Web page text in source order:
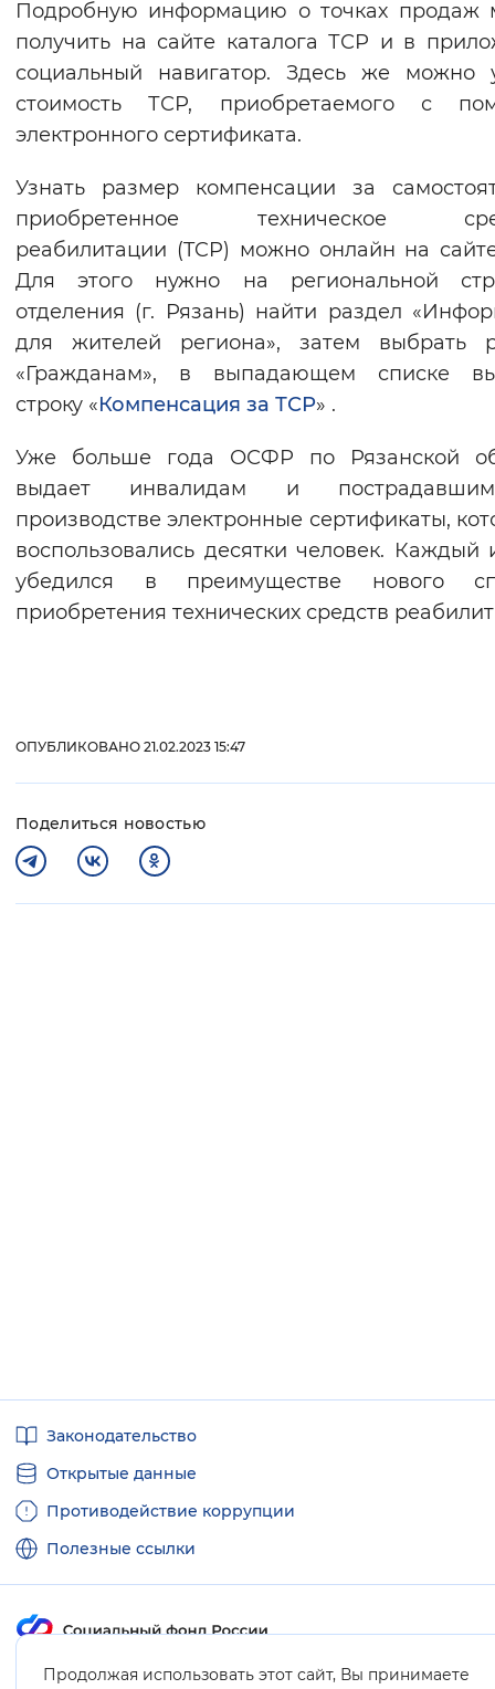
Подробную информацию о точках продаж
получить на сайте каталога ТСР и в
социальный навигатор. Здесь же можно
стоимость ТСР, приобретаемого с
электронного сертификата.
Узнать размер компенсации за
приобретенное техническое
реабилитации (TCP) можно онлайн на
Для этого нужно на региональной
отделения (г. Рязань) найти раздел
для жителей региона», затем выбрать
«Гражданам», в выпадающем списке
строку «Компенсация за ТСР» .
Уже больше года ОСФР по Рязанской
выдает инвалидам и
производстве электронные сертификаты,
воспользовались десятки человек. Каждый
убедился в преимуществе нового
приобретения технических средств
ОПУБЛИКОВАНО 21.02.2023 15:47
Поделиться новостью
Продолжая использовать этот сайт, Вы принимаете
ссылкиЗаконодательство
Открытые данные
Противодействие коррупции
Полезные ссылки
Карта сайта